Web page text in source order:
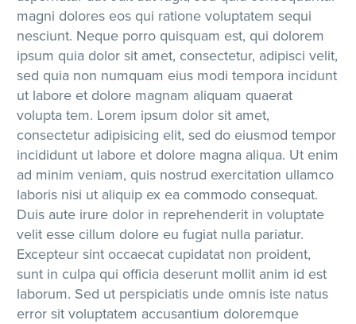
magni dolores eos qui ratione voluptatem sequi
nesciunt. Neque porro quisquam est, qui dolorem
ipsum quia dolor sit amet, consectetur, adipisci velit,
sed quia non numquam eius modi tempora incidunt
ut labore et dolore magnam aliquam quaerat
volupta tem. Lorem ipsum dolor sit amet,
consectetur adipisicing elit, sed do eiusmod tempor
incididunt ut labore et dolore magna aliqua. Ut enim
ad minim veniam, quis nostrud exercitation ullamco
laboris nisi ut aliquip ex ea commodo consequat.
Duis aute irure dolor in reprehenderit in voluptate
velit esse cillum dolore eu fugiat nulla pariatur.
Excepteur sint occaecat cupidatat non proident,
sunt in culpa qui officia deserunt mollit anim id est
laborum. Sed ut perspiciatis unde omnis iste natus
error sit voluptatem accusantium doloremque